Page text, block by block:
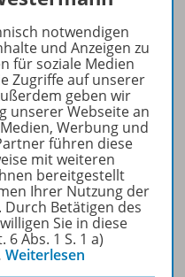
2025
zur Neuordnung
aktualisieren
unser breites
Es erwarten Sie
praxisorientierte
und
digitale
.
erfahren
notwendigen
und Anzeigen zu
für soziale Medien
Zugriffe auf unserer
geben wir
unserer Webseite an
Werbung und
führen diese
mit weiteren
bereitgestellt
Ihrer Nutzung der
Betätigen des
Sie in diese
Abs. 1 S. 1 a)
Weiterlesen